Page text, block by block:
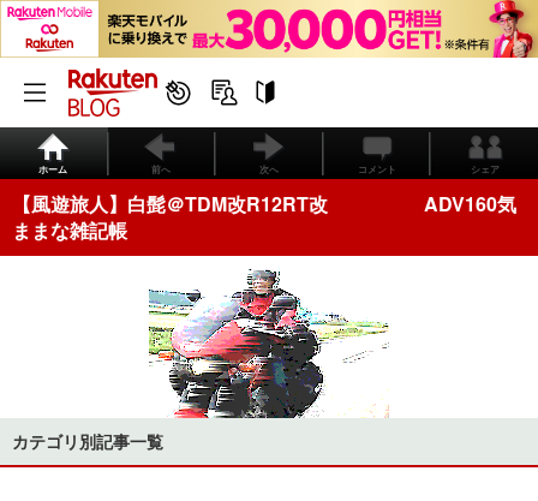
ホーム 前へ 次へ コメント シェア
【風遊旅人】白髭＠TDM改R12RT改 ADV160気
ままな雑記帳
カテゴリ別記事一覧